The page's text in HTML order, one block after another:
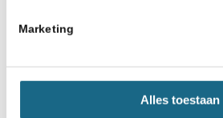
Marketing
Alles toestaan